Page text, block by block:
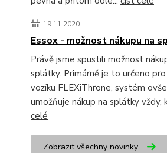
19.11.2020
Essox - možnost nákupu na
Právě jsme spustili možnost
splátky. Primárně je to určeno pro
vozíku FLEXiThrone, systém
umožňuje nákup na splátky vždy,
celé
Zobrazit všechny novinky